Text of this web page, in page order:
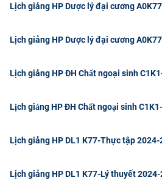
CỰU NGƯỜI HỌC
Lịch giảng HP Dược lý đại cương
Lịch giảng HP Dược lý đại cương
Lịch giảng HP ĐH Chất ngoại sinh
Lịch giảng HP ĐH Chất ngoại sinh
Lịch giảng HP DL1 K77-Thực tập 2024-
Lịch giảng HP DL1 K77-Lý thuyết